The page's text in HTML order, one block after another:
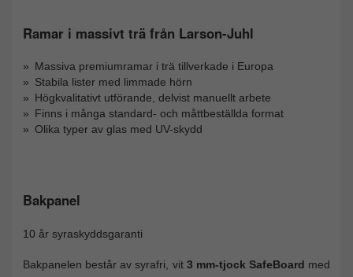
Ramar i massivt trä från Larson-Juhl
Massiva premiumramar i trä tillverkade i Europa
Stabila lister med limmade hörn
Högkvalitativt utförande, delvist manuellt arbete
Finns i många standard- och måttbeställda format
Olika typer av glas med UV-skydd
Bakpanel
10 år syraskyddsgaranti
Bakpanelen består av syrafri, vit3 mm-tjock SafeBoard med